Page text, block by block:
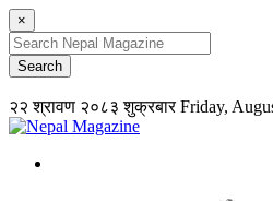
×
२२ श्रावण २०८३ शुक्रबारFriday,